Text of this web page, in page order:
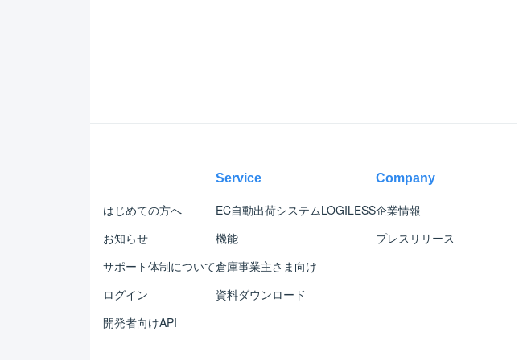
はじめての方へ
お知らせ
サポート体制について
ログイン
開発者向けAPI
Service
EC自動出荷システムLOGILESS
機能
倉庫事業主さま向け
資料ダウンロード
Company
企業情報
プレスリリース